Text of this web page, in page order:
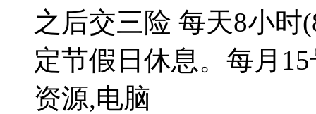
之后交三险 每天8小时
定节假日休息。每月
资源,电脑